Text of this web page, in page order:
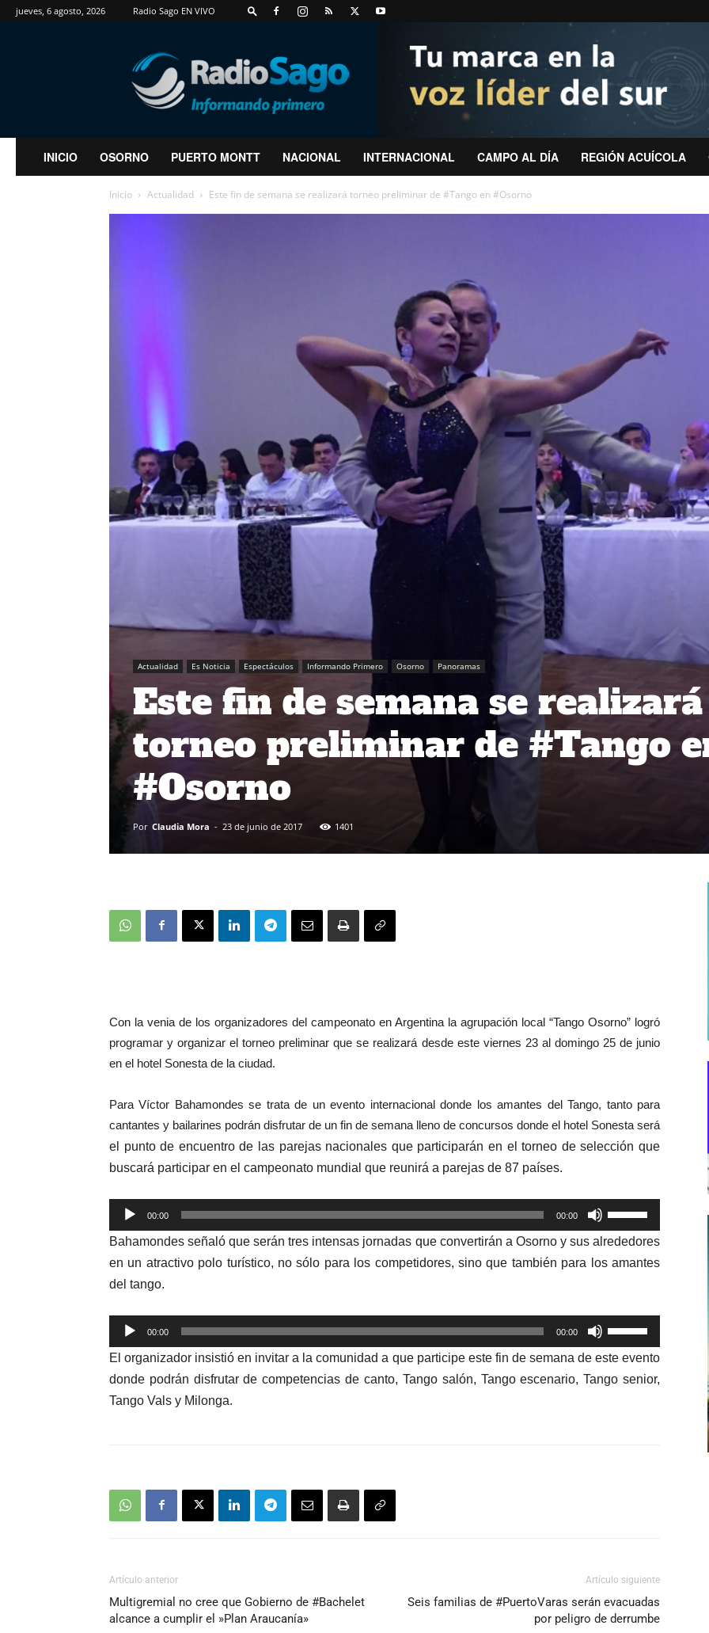
jueves, 6 agosto, 2026 Radio Sago EN VIVO
RadioSago
INICIO OSORNO PUERTO MONTT NACIONAL INTERNACIONAL CAMPO AL DÍA REGIÓN ACUÍCOLA
Inicio Actualidad Este fin de semana se realizará torneo preliminar de #Tango en #Osorno
Actualidad Es Noticia Espectáculos Informando Primero Osorno Panoramas
Este fin de semana se realizará
torneo preliminar de #Tango
#Osorno
Por Claudia Mora - 23 de junio de 2017 1401
Con la venia de los organizadores del campeonato en Argentina la agrupación local “Tango Osorno” logró
programar y organizar el torneo preliminar que se realizará desde este viernes 23 al domingo 25 de junio
en el hotel Sonesta de la ciudad.
Para Víctor Bahamondes se trata de un evento internacional donde los amantes del Tango, tanto para
cantantes y bailarines podrán disfrutar de un fin de semana lleno de concursos donde el hotel Sonesta será
el punto de encuentro de las parejas nacionales que participarán en el torneo de selección que
buscará participar en el campeonato mundial que reunirá a parejas de 87 países.
Reproductor
de
audio
00:00 00:00
las
teclas
de
para
aumentar
Bahamondes señaló que serántres intensas jornadas que convertirán a Osorno y sus alrededores
en un atractivo polo turístico, no sólo para los competidores,sino que también para
los amantes
del tango.
Reproductor
de
audio
00:00 00:00
las
teclas
de
El organizador insistió en invitar a la comunidad a que participe este fin de semana de este evento
donde podrán disfrutar de competencias de canto, Tango salón, Tango escenario, Tango senior,
Tango Vals y Milonga.
Artículo anterior
Multigremial no cree que Gobierno de #Bachelet
alcance a cumplir el »Plan Araucanía»
Artículo siguiente
Seis familias de #PuertoVaras serán evacuadas
por peligro de derrumbe